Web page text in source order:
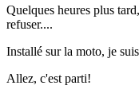
Quelques heures plus
refuser....
Installé sur la moto, je
Allez, c'est parti!